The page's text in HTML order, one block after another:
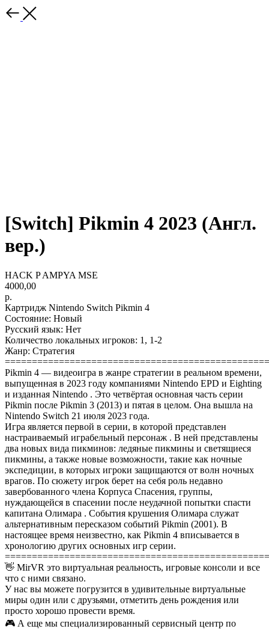
[Switch] Pikmin 4 2023 (Англ.
вер.)
HACK P AMPYA MSE
4000,00
р.
Картридж Nintendo Switch Pikmin 4
Состояние: Новый
Русский язык: Нет
Количество локальных игроков: 1, 1-2
Жанр: Стратегия
Pikmin 4 — видеоигра в жанре стратегии в реальном времени,
выпущенная в 2023 году компаниями Nintendo EPD и Eighting
и изданная Nintendo . Это четвёртая основная часть серии
Pikmin после Pikmin 3 (2013) и пятая в целом. Она вышла на
Nintendo Switch 21 июля 2023 года.
Игра является первой в серии, в которой представлен
настраиваемый играбельный персонаж . В ней представлены
два новых вида пикминов: ледяные пикмины и светящиеся
пикмины, а также новые возможности, такие как ночные
экспедиции, в которых игроки защищаются от волн ночных
врагов. По сюжету игрок берет на себя роль недавно
завербованного члена Корпуса Спасения, группы,
нуждающейся в спасении после неудачной попытки спасти
капитана Олимара . События крушения Олимара служат
альтернативным пересказом событий Pikmin (2001). В
настоящее время неизвестно, как Pikmin 4 вписывается в
хронологию других основных игр серии.
👋 MirVR это виртуальная реальность, игровые консоли и все
что с ними связано.
У нас вы можете погрузится в удивительные виртуальные
миры один или с друзьями, отметить день рождения или
просто хорошо провести время.
🎮 А еще мы специализированный сервисный центр по